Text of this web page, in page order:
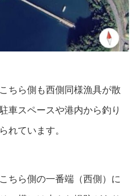
ちら側も西側同様漁具が散
車スペースや港内から釣り
れています。
ちら側の一番端（西側）に